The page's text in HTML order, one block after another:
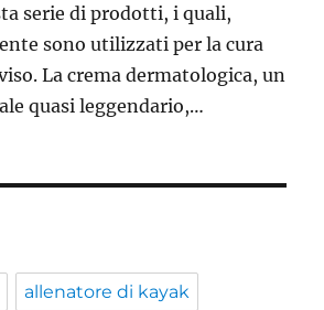
serie di prodotti, i quali,
sono utilizzati per la cura
La crema dermatologica, un
quasi leggendario,…
allenatore di kayak